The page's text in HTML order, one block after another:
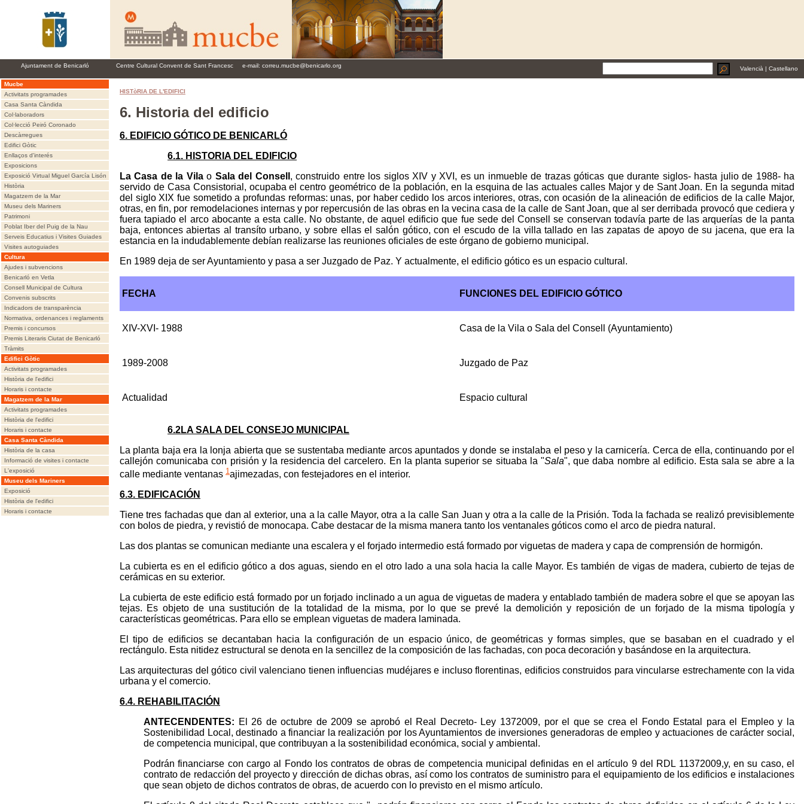
Ajuntament de Benicarló Centre Cultural Convent de Sant Francesc e-mail: correu.mucbe@benicarlo.org Valencià | Castellano
Mucbe
Activitats programades
Casa Santa Càndida
Col·laboradors
Col·lecció Peiró Coronado
Descàrregues
Edifici Gòtic
Enllaços d'interés
Exposicions
Exposició Virtual Miguel García Lisón
Història
Magatzem de la Mar
Museu dels Mariners
Patrimoni
Poblat Iber del Puig de la Nau
Serveis Educatius i Visites Guiades
Visites autoguiades
Cultura
Ajudes i subvencions
Benicarló en Vetla
Consell Municipal de Cultura
Convenis subscrits
Indicadors de transparència
Normativa, ordenances i reglaments
Premis i concursos
Premis Literaris Ciutat de Benicarló
Tràmits
Edifici Gòtic
Activitats programades
Història de l'edifici
Horaris i contacte
Magatzem de la Mar
Activitats programades
Història de l'edifici
Horaris i contacte
Casa Santa Càndida
Història de la casa
Informació de visites i contacte
L'exposició
Museu dels Mariners
Exposició
Història de l'edifici
Horaris i contacte
HISTòRIA DE L'EDIFICI
6. Historia del edificio
6. EDIFICIO GÓTICO DE BENICARLÓ
6.1. HISTORIA DEL EDIFICIO
La Casa de la Vilao Sala del Consell , construido entre los siglos XIV y XVI, es un inmueble de trazas góticas que durante siglos- hasta julio de 1988- ha
servido de Casa Consistorial, ocupaba el centro geométrico de la población, en la esquina de las actuales calles Major y de Sant Joan. En la segunda mitad
del siglo XIX fue sometido a profundas reformas: unas, por haber cedido los arcos interiores, otras, con ocasión de la alineación de edificios de la calle Major,
otras, en fin, por remodelaciones internas y por repercusión de las obras en la vecina casa de la calle de Sant Joan, que al ser derribada provocó que cediera y
fuera tapiado el arco abocante a esta calle. No obstante, de aquel edificio que fue sede del Consell se conservan todavía parte de las arquerías de la panta
baja, entonces abiertas al transíto urbano, y sobre ellas el salón gótico, con el escudo de la villa tallado en las zapatas de apoyo de su jacena, que era la
estancia en la indudablemente debían realizarse las reuniones oficiales de este órgano de gobierno municipal.
En 1989 deja de ser Ayuntamiento y pasa a ser Juzgado de Paz. Y actualmente, el edificio gótico es un espacio cultural.
FECHA FUNCIONES DEL EDIFICIO GÓTICO
XIV-XVI- 1988 Casa de la Vila o Sala del Consell (Ayuntamiento)
1989-2008 Juzgado de Paz
Actualidad Espacio cultural
6.2LA SALA DEL CONSEJO MUNICIPAL
La planta baja era la lonja abierta que se sustentaba mediante arcos apuntados y donde se instalaba el peso y la carnicería. Cerca de ella, continuando por el
callejón comunicaba con prisión y la residencia del carcelero. En la planta superior se situaba la "Sala", que daba nombre al edificio. Esta sala se abre a la
calle mediante ventanas 1ajimezadas, con festejadores en el interior.
6.3. EDIFICACIÓN
Tiene tres fachadas que dan al exterior, una a la calle Mayor, otra a la calle San Juan y otra a la calle de la Prisión. Toda la fachada se realizó previsiblemente
con bolos de piedra, y revistió de monocapa. Cabe destacar de la misma manera tanto los ventanales góticos como el arco de piedra natural.
Las dos plantas se comunican mediante una escalera y el forjado intermedio está formado por viguetas de madera y capa de comprensión de hormigón.
La cubierta es en el edificio gótico a dos aguas, siendo en el otro lado a una sola hacia la calle Mayor. Es también de vigas de madera, cubierto de tejas de
cerámicas en su exterior.
La cubierta de este edificio está formado por un forjado inclinado a un agua de viguetas de madera y entablado también de madera sobre el que se apoyan las
tejas. Es objeto de una sustitución de la totalidad de la misma, por lo que se prevé la demolición y reposición de un forjado de la misma tipología y
características geométricas. Para ello se emplean viguetas de madera laminada.
El tipo de edificios se decantaban hacia la configuración de un espacio único, de geométricas y formas simples, que se basaban en el cuadrado y el
rectángulo. Esta nitidez estructural se denota en la sencillez de la composición de las fachadas, con poca decoración y basándose en la arquitectura.
Las arquitecturas del gótico civil valenciano tienen influencias mudéjares e incluso florentinas, edificios construidos para vincularse estrechamente con la vida
urbana y el comercio.
6.4. REHABILITACIÓN
ANTECENDENTES: El 26 de octubre de 2009 se aprobó el Real Decreto- Ley 1372009, por el que se crea el Fondo Estatal para el Empleo y la
Sostenibilidad Local, destinado a financiar la realización por los Ayuntamientos de inversiones generadoras de empleo y actuaciones de carácter social,
de competencia municipal, que contribuyan a la sostenibilidad económica, social y ambiental.
Podrán financiarse con cargo al Fondo los contratos de obras de competencia municipal definidas en el artículo 9 del RDL 11372009,y, en su caso, el
contrato de redacción del proyecto y dirección de dichas obras, así como los contratos de suministro para el equipamiento de los edificios e instalaciones
que sean objeto de dichos contratos de obras, de acuerdo con lo previsto en el mismo artículo.